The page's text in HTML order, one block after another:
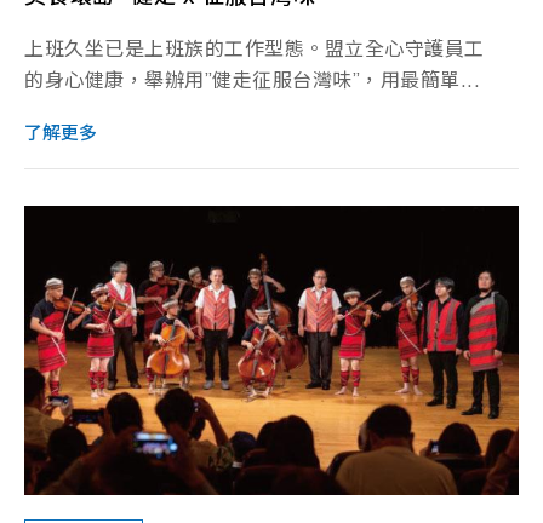
上班久坐已是上班族的工作型態。盟立全心守護員工
的身心健康，舉辦用”健走征服台灣味”，用最簡單...
了解更多